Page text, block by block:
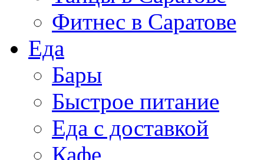
Фитнес в Саратове
Еда
Бары
Быстрое питание
Еда с доставкой
Кафе